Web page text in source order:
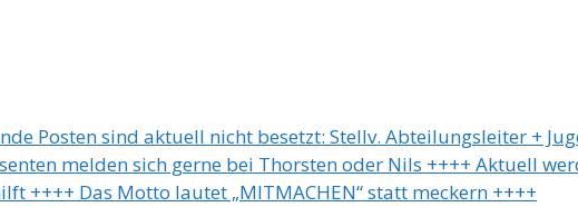
Posten sind aktuell nicht besetzt: Stellv. Abteilungsleiter +
melden sich gerne bei Thorsten oder Nils ++++ Aktuell
++++ Das Motto lautet „MITMACHEN“ statt meckern ++++